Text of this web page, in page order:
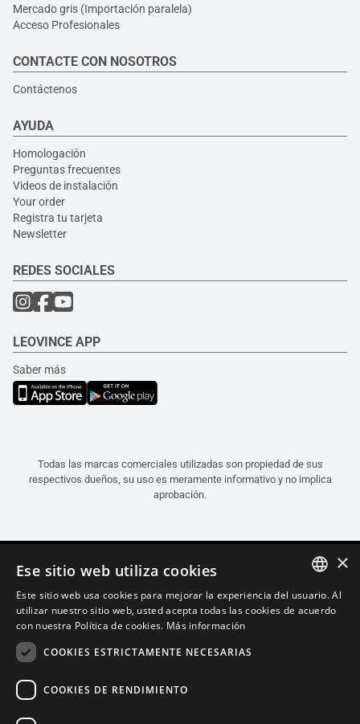
Mercado gris (Importación paralela)
Acceso Profesionales
CONTACTE CON NOSOTROS
Contáctenos
AYUDA
Homologación
Preguntas frecuentes
Videos de instalación
Your order
Registra tu tarjeta
Newsletter
REDES SOCIALES
LEOVINCE APP
Saber más
Todas las marcas comerciales utilizadas son propiedad de sus
respectivos dueños, su uso es meramente informativo y no implica
aprobación.
ITALIAN
×
Ese sitio web utiliza cookies
Este sitio web usa cookies para mejorar la experiencia del usuario. Al
utilizar nuestro sitio web, usted acepta todas las cookies de acuerdo
con nuestra Política de cookies. Más información
COOKIES ESTRICTAMENTE NECESARIAS
COOKIES DE RENDIMIENTO